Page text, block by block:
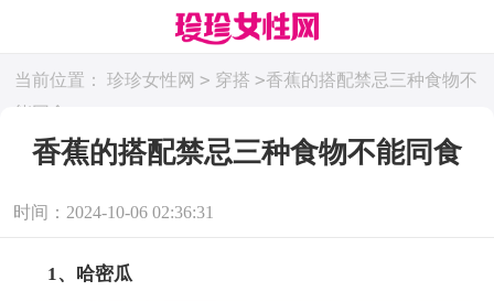
当前位置： 珍珍女性网 > 穿搭 >香蕉的搭配禁忌三种食物不
能同食
香蕉的搭配禁忌三种食物不能同食
时间：2024-10-06 02:36:31
1、哈密瓜